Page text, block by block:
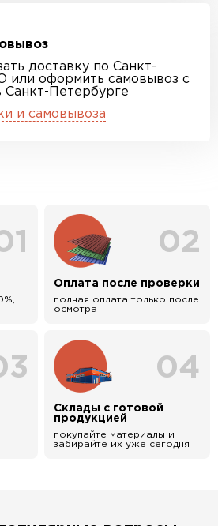
доставку по Санкт-
или оформить самовывоз с
Санкт-Петербурге
и самовывоза
02
Оплата после проверки
полная оплата только после
осмотра
04
Склады с готовой
продукцией
покупайте материалы и
забирайте их уже сегодня